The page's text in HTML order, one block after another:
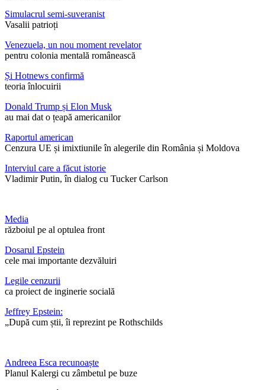
Simulacrul semi-suveranist
Vasalii patrioți
Venezuela, un nou moment revelator
pentru colonia mentală românească
Și Hotnews confirmă
teoria înlocuirii
Donald Trump și Elon Musk
au mai dat o țeapă americanilor
Raportul american
Cenzura UE și imixtiunile în alegerile din România și Moldova
Interviul care a făcut istorie
Vladimir Putin, în dialog cu Tucker Carlson
Media
războiul pe al optulea front
Dosarul Epstein
cele mai importante dezvăluiri
Legile cenzurii
ca proiect de inginerie socială
Jeffrey Epstein:
„După cum știi, îi reprezint pe Rothschilds
Andreea Esca recunoaște
Planul Kalergi cu zâmbetul pe buze